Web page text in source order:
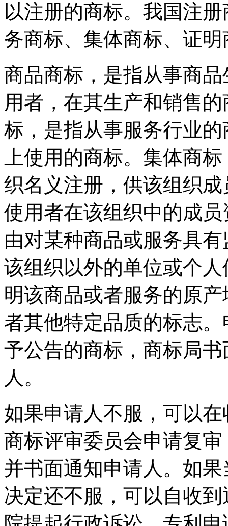
以注册的商标。我国注
务商标、集体商标、证明
商品商标，是指从事商
用者，在其生产和销售
标，是指从事服务行业
上使用的商标。集体商
织名义注册，供该组织
使用者在该组织中的成
由对某种商品或服务具
该组织以外的单位或个
明该商品或者服务的原
者其他特定品质的标志
予公告的商标，商标局书
人。
如果申请人不服，可以
商标评审委员会申请复
并书面通知申请人。如
决定还不服，可以自收